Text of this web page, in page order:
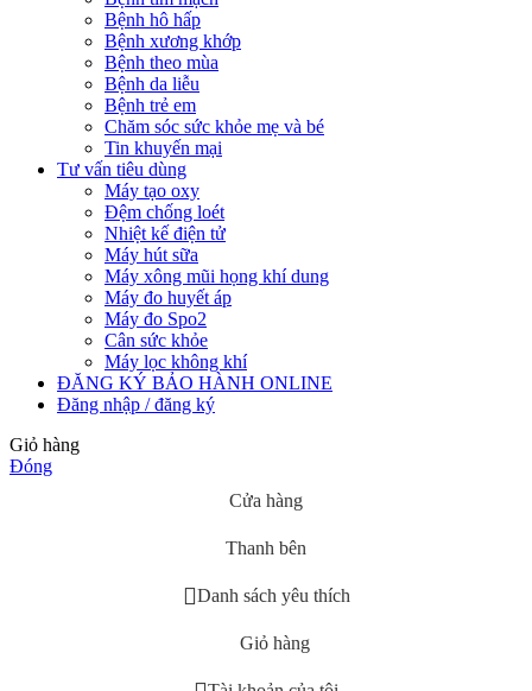
Bệnh hô hấp
Bệnh xương khớp
Bệnh theo mùa
Bệnh da liễu
Bệnh trẻ em
Chăm sóc sức khỏe mẹ và bé
Tin khuyến mại
Tư vấn tiêu dùng
Máy tạo oxy
Đệm chống loét
Nhiệt kế điện tử
Máy hút sữa
Máy xông mũi họng khí dung
Máy đo huyết áp
Máy đo Spo2
Cân sức khỏe
Máy lọc không khí
ĐĂNG KÝ BẢO HÀNH ONLINE
Đăng nhập / đăng ký
Giỏ hàng
Đóng
Cửa hàng
Thanh bên
Danh sách yêu thích
Giỏ hàng